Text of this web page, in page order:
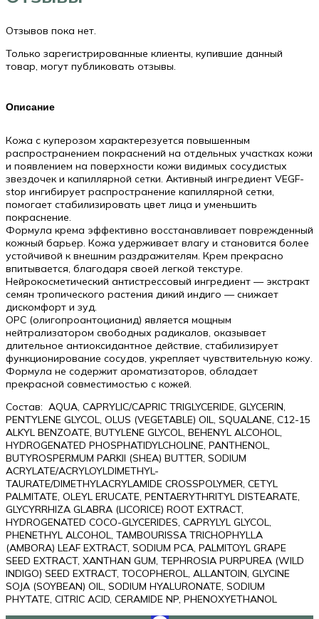
/
therapy
50
мл
Отзывов пока нет.
Только зарегистрированные клиенты, купившие данный
товар, могут публиковать отзывы.
Описание
Кожа с куперозом характерезуется повышенным
распространением покраснений на отдельных участках кожи
и появлением на поверхности кожи видимых сосудистых
звездочек и капиллярной сетки. Активный ингредиент VEGF-
stop ингибирует распространение капиллярной сетки,
помогает стабилизировать цвет лица и уменьшить
покраснение.
Формула крема эффективно восстанавливает поврежденный
кожный барьер. Кожа удерживает влагу и становится более
устойчивой к внешним раздражителям. Крем прекрасно
впитывается, благодаря своей легкой текстуре.
Нейрокосметический антистрессовый ингредиент — экстракт
семян тропического растения дикий индиго — снижает
дискомфорт и зуд.
ОPC (олигопроантоцианид) является мощным
нейтрализатором свободных радикалов, оказывает
длительное антиоксидантное действие, стабилизирует
функционирование сосудов, укрепляет чувствительную кожу.
Формула не содержит ароматизаторов, обладает
прекрасной совместимостью с кожей.
Состав: AQUA, CAPRYLIC/CAPRIC TRIGLYCERIDE, GLYCERIN,
PENTYLENE GLYCOL, OLUS (VEGETABLE) OIL, SQUALANE, C12-15
ALKYL BENZOATE, BUTYLENE GLYCOL, BEHENYL ALCOHOL,
HYDROGENATED PHOSPHATIDYLCHOLINE, PANTHENOL,
BUTYROSPERMUM PARKII (SHEA) BUTTER, SODIUM
ACRYLATE/ACRYLOYLDIMETHYL-
TAURATE/DIMETHYLACRYLAMIDE CROSSPOLYMER, CETYL
PALMITATE, OLEYL ERUCATE, PENTAERYTHRITYL DISTEARATE,
GLYCYRRHIZA GLABRA (LICORICE) ROOT EXTRACT,
HYDROGENATED COCO-GLYCERIDES, CAPRYLYL GLYCOL,
PHENETHYL ALCOHOL, TAMBOURISSA TRICHOPHYLLA
(AMBORA) LEAF EXTRACT, SODIUM PCA, PALMITOYL GRAPE
SEED EXTRACT, XANTHAN GUM, TEPHROSIA PURPUREA (WILD
INDIGO) SEED EXTRACT, TOCOPHEROL, ALLANTOIN, GLYCINE
SOJA (SOYBEAN) OIL, SODIUM HYALURONATE, SODIUM
PHYTATE, CITRIC ACID, CERAMIDE NP, PHENOXYETHANOL